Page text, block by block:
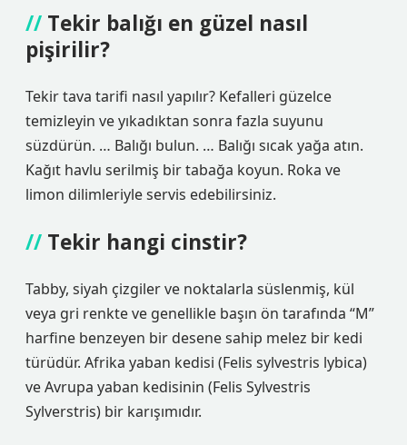
Tekir balığı en güzel nasıl
pişirilir?
Tekir tava tarifi nasıl yapılır? Kefalleri güzelce
temizleyin ve yıkadıktan sonra fazla suyunu
süzdürün. … Balığı bulun. … Balığı sıcak yağa atın.
Kağıt havlu serilmiş bir tabağa koyun. Roka ve
limon dilimleriyle servis edebilirsiniz.
Tekir hangi cinstir?
Tabby, siyah çizgiler ve noktalarla süslenmiş, kül
veya gri renkte ve genellikle başın ön tarafında “M”
harfine benzeyen bir desene sahip melez bir kedi
türüdür. Afrika yaban kedisi (Felis sylvestris lybica)
ve Avrupa yaban kedisinin (Felis Sylvestris
Sylverstris) bir karışımıdır.